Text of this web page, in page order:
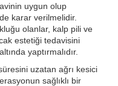
uygun olup
karar verilmelidir.
olanlar, kalp pili ve
estetiği tedavisini
yaptırmalıdır.
uzatan ağrı kesici
sağlıklı bir